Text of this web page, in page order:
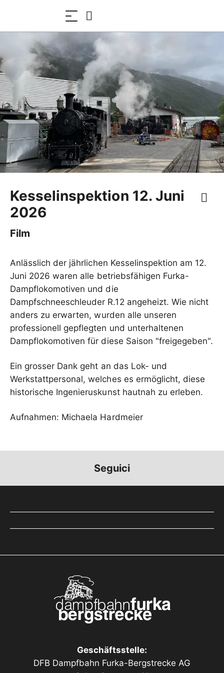
Kesselinspektion 12. Juni
2026
Film
Anlässlich der jährlichen Kesselinspektion am 12.
Juni 2026 waren alle betriebsfähigen Furka-
Dampflokomotiven und die
Dampfschneeschleuder R.12 angeheizt. Wie nicht
anders zu erwarten, wurden alle unseren
professionell gepflegten und unterhaltenen
Dampflokomotiven für diese Saison "freigegeben".
Ein grosser Dank geht an das Lok- und
Werkstattpersonal, welches es ermöglicht, diese
historische Ingenieruskunst hautnah zu erleben.
Aufnahmen: Michaela Hardmeier
Seguici
Geschäftsstelle:
DFB Dampfbahn Furka-Bergstrecke AG